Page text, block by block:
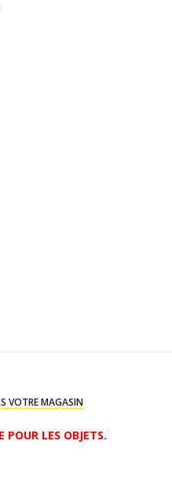
VOTRE MAGASIN
POUR LES OBJETS.